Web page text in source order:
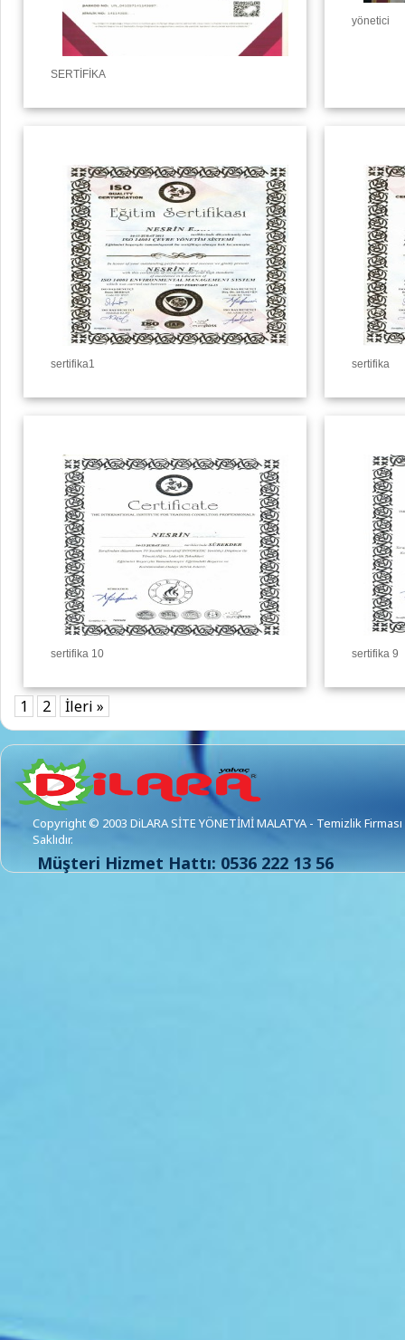
SERTİFİKA
yönetici
sertifika1 sertifika
sertifika 10 sertifika 9
1 2 İleri »
Copyright © 2003 DiLARA SİTE YÖNETİMİ MALATYA - Temizlik Firması
Saklıdır.
Müşteri Hizmet Hattı: 0536 222 13 56